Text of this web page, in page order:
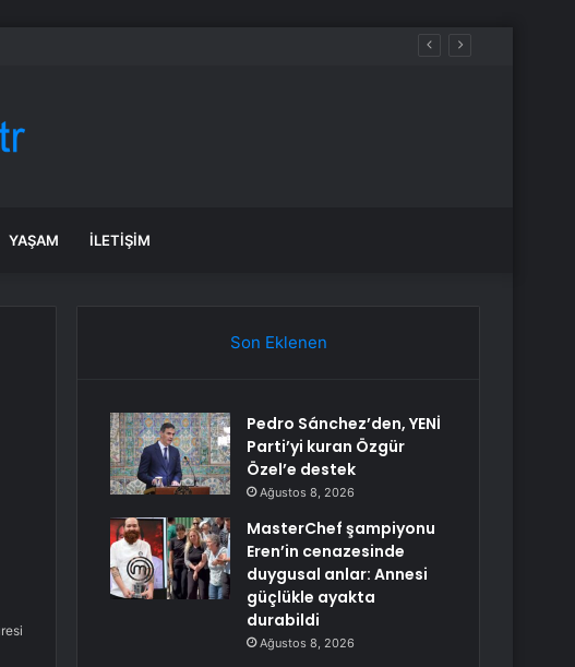
güçlükle ayakta durabildi
YAŞAM İLETIŞIM
Son Eklenen
Pedro Sánchez’den, YENİ
Parti’yi kuran Özgür
Özel’e destek
Ağustos 8, 2026
MasterChef şampiyonu
Eren’in cenazesinde
duygusal anlar: Annesi
güçlükle ayakta
durabildi
Ağustos 8, 2026